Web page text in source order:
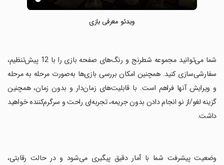
ویدئو معرفی بازی
‏شما می‌توانید مجموعه شطرنج و رنگ‌های صفحه بازی را با 12 پیش‌تنظیم،
سفارشی‌سازی کنید. همچنین امکان بررسی بازی‌ها به‌صورت مرحله به مرحله
و ویرایش آنها فراهم است. با قابلیت‌های زمان‌دار و بدون زمان، همچنین
گزینه لغو/از نو انجام دادن بدون جریمه، تجربه‌ای راحت و سرگرم‌کننده خواهید
داشت.
‏وضعیت پیشرفت شما با آمار دقیق پیگیری می‌شود و در حالت رقابتی،